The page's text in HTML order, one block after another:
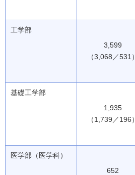
工学部
3,599
（3,068／531）
基礎工学部
1,935
（1,739／196）
医学部（医学科）
652